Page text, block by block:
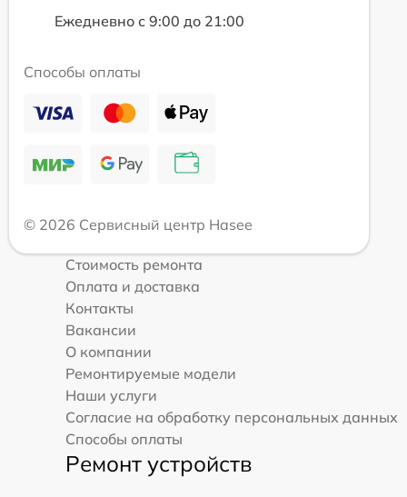
Ежедневно с 9:00 до 21:00
Способы оплаты
© 2026 Сервисный центр Hasee
Стоимость ремонта
Оплата и доставка
Контакты
Вакансии
О компании
Ремонтируемые модели
Наши услуги
Согласие на обработку персональных данных
Способы оплаты
Ремонт устройств